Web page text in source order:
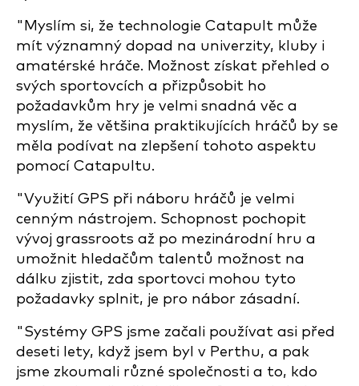
"Myslím si, že technologie Catapult může
mít významný dopad na univerzity, kluby i
amatérské hráče. Možnost získat přehled o
svých sportovcích a přizpůsobit ho
požadavkům hry je velmi snadná věc a
myslím, že většina praktikujících hráčů by se
měla podívat na zlepšení tohoto aspektu
pomocí Catapultu.
"Využití GPS při náboru hráčů je velmi
cenným nástrojem. Schopnost pochopit
vývoj grassroots až po mezinárodní hru a
umožnit hledačům talentů možnost na
dálku zjistit, zda sportovci mohou tyto
požadavky splnit, je pro nábor zásadní.
"Systémy GPS jsme začali používat asi před
deseti lety, když jsem byl v Perthu, a pak
jsme zkoumali různé společnosti a to, kdo